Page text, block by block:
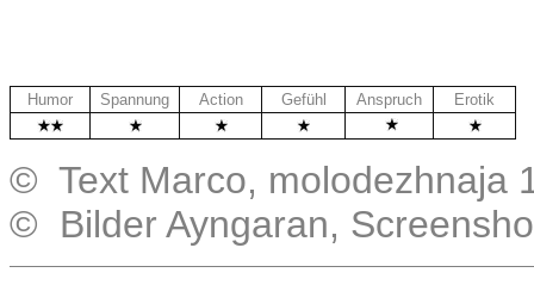
Humor Spannung Action Gefühl Anspruch
Erotik
© Text Marco, molodezhnaja
© Bilder Ayngaran,